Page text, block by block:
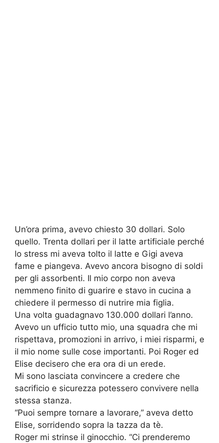
Un’ora prima, avevo chiesto 30 dollari. Solo
quello. Trenta dollari per il latte artificiale perché
lo stress mi aveva tolto il latte e Gigi aveva
fame e piangeva. Avevo ancora bisogno di soldi
per gli assorbenti. Il mio corpo non aveva
nemmeno finito di guarire e stavo in cucina a
chiedere il permesso di nutrire mia figlia.
Una volta guadagnavo 130.000 dollari l’anno.
Avevo un ufficio tutto mio, una squadra che mi
rispettava, promozioni in arrivo, i miei risparmi, e
il mio nome sulle cose importanti. Poi Roger ed
Elise decisero che era ora di un erede.
Mi sono lasciata convincere a credere che
sacrificio e sicurezza potessero convivere nella
stessa stanza.
“Puoi sempre tornare a lavorare,” aveva detto
Elise, sorridendo sopra la tazza da tè.
Roger mi strinse il ginocchio. “Ci prenderemo